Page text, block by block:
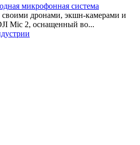
микрофонная система
своими дронами, экшн-камерами и
Mic 2, оснащенный во...